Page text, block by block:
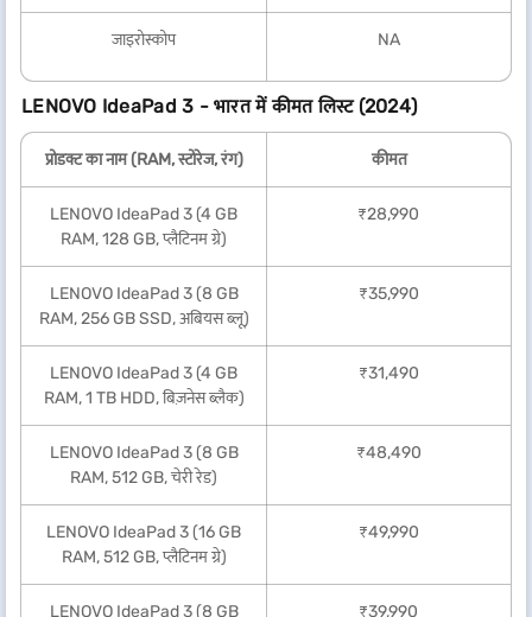
जाइरोस्कोप NA
LENOVO IdeaPad 3 - भारत में कीमत लिस्ट (2024)
प्रोडक्ट का नाम (RAM, स्टोरेज, रंग) कीमत
LENOVO IdeaPad 3 (4 GB
RAM, 128 GB, प्लैटिनम ग्रे)
₹28,990
LENOVO IdeaPad 3 (8 GB
RAM, 256 GB SSD, अबियस ब्लू)
₹35,990
LENOVO IdeaPad 3 (4 GB
RAM, 1 TB HDD, बिज़नेस ब्लैक)
₹31,490
LENOVO IdeaPad 3 (8 GB
RAM, 512 GB, चेरी रेड)
₹48,490
LENOVO IdeaPad 3 (16 GB
RAM, 512 GB, प्लैटिनम ग्रे)
₹49,990
LENOVO IdeaPad 3 (8 GB ₹39,990